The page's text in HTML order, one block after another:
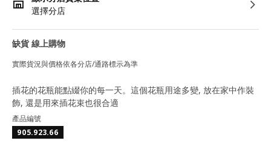
選擇分店
缺貨 線上購物
實際貨況與價格依各分店/通路標示為準
插花的花瓶能點綴你的每一天。這個花瓶用途多變, 放在家中作裝
飾, 還是用來插花束也很合適
產品編號
905.923.66